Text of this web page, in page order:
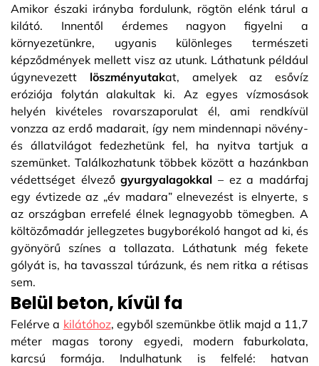
Amikor északi irányba fordulunk, rögtön elénk tárul a
kilátó. Innentől érdemes nagyon figyelni a
környezetünkre, ugyanis különleges természeti
képződmények mellett visz az utunk. Láthatunk például
úgynevezett löszményutakat, amelyek az esővíz
eróziója folytán alakultak ki. Az egyes vízmosások
helyén kivételes rovarszaporulat él, ami rendkívül
vonzza az erdő madarait, így nem mindennapi növény-
és állatvilágot fedezhetünk fel, ha nyitva tartjuk a
szemünket. Találkozhatunk többek között a hazánkban
védettséget élvezőgyurgyalagokkal – ez a madárfaj
egy évtizede az „év madara” elnevezést is elnyerte, s
az országban errefelé élnek legnagyobb tömegben. A
költözőmadár jellegzetes bugyborékoló hangot ad ki, és
gyönyörű színes a tollazata. Láthatunk még fekete
gólyát is, ha tavasszal túrázunk, és nem ritka a rétisas
sem.
Belül beton, kívül fa
Felérve a kilátóhoz, egyből szemünkbe ötlik majd a 11,7
méter magas torony egyedi, modern faburkolata,
karcsú formája. Indulhatunk is felfelé: hatvan